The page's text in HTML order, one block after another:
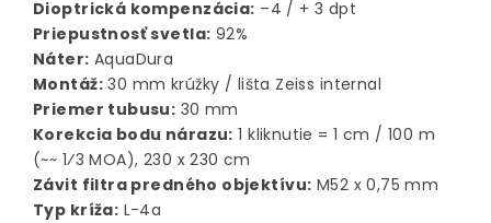
Dioptrická kompenzácia: –4 / + 3 dpt
Priepustnosť svetla: 92%
Náter: AquaDura
Montáž: 30 mm krúžky / lišta Zeiss internal
Priemer tubusu: 30 mm
Korekcia bodu nárazu: 1 kliknutie = 1 cm / 100 m
(~~ 1⁄3 MOA), 230 x 230 cm
Závit filtra predného objektívu: M52 x 0,75 mm
Typ kríža: L-4a